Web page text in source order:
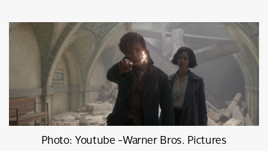
Photo: Youtube -Warner Bros. Pictures